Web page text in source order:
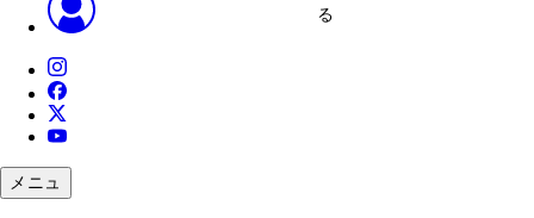
る
メニュ